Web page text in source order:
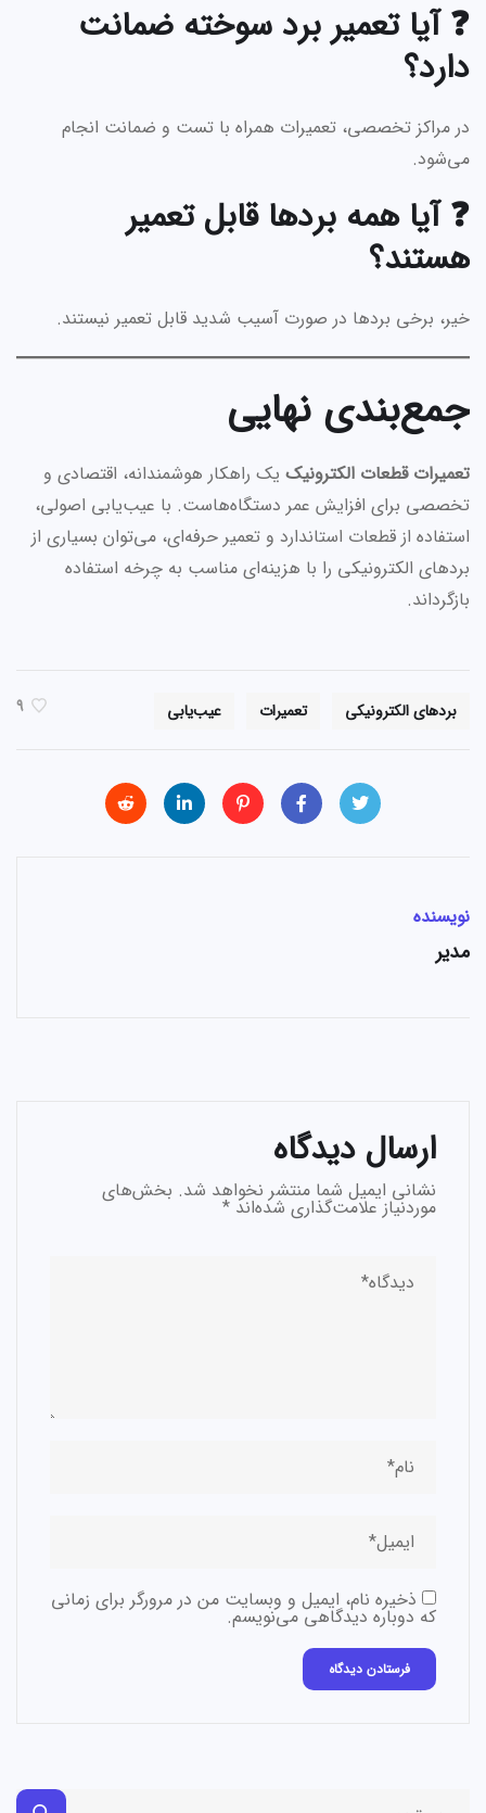
❓ آیا تعمیر برد سوخته ضمانت
دارد؟
در مراکز تخصصی، تعمیرات همراه با تست و ضمانت انجام
می‌شود.
❓ آیا همه بردها قابل تعمیر
هستند؟
خیر، برخی بردها در صورت آسیب شدید قابل تعمیر نیستند.
جمع‌بندی نهایی
تعمیرات قطعات الکترونیک یک راهکار هوشمندانه، اقتصادی و
تخصصی برای افزایش عمر دستگاه‌هاست. با عیب‌یابی اصولی،
استفاده از قطعات استاندارد و تعمیر حرفه‌ای، می‌توان بسیاری از
بردهای الکترونیکی را با هزینه‌ای مناسب به چرخه استفاده
بازگرداند.
بردهای الکترونیکی تعمیرات عیب‌یابی 9
نویسنده
مدیر
ارسال دیدگاه
نشانی ایمیل شما منتشر نخواهد شد. بخش‌های
موردنیاز علامت‌گذاری شده‌اند *
ذخیره نام، ایمیل و وبسایت من در مرورگر برای زمانی
که دوباره دیدگاهی می‌نویسم.